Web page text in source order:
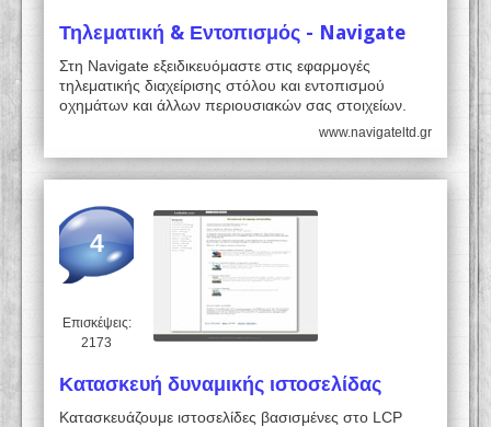
Τηλεματική & Εντοπισμός - Navigate
Στη Navigate εξειδικευόμαστε στις εφαρμογές
τηλεματικής διαχείρισης στόλου και εντοπισμού
οχημάτων και άλλων περιουσιακών σας στοιχείων.
www.navigateltd.gr
4
Επισκέψεις:
2173
Κατασκευή δυναμικής ιστοσελίδας
Κατασκευάζουμε ιστοσελίδες βασισμένες στο LCP